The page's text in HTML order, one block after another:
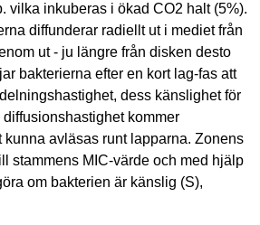
vilka inkuberas i ökad CO2 halt (5%).
diffunderar radiellt ut i mediet från
ut - ju längre från disken desto
bakterierna efter en kort lag-fas att
dess känslighet för
kommer
avläsas runt lapparna. Zonens
stammens MIC-värde och med hjälp
om bakterien är känslig (S),